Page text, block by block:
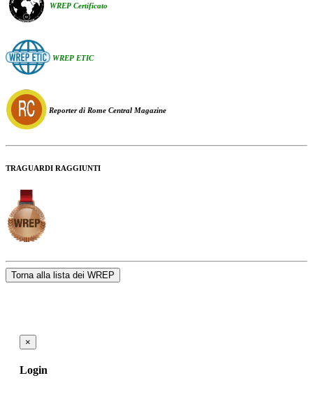
WREP Certificato
WREP ETIC
Reporter di Rome Central Magazine
TRAGUARDI RAGGIUNTI
Torna alla lista dei WREP
×
Login